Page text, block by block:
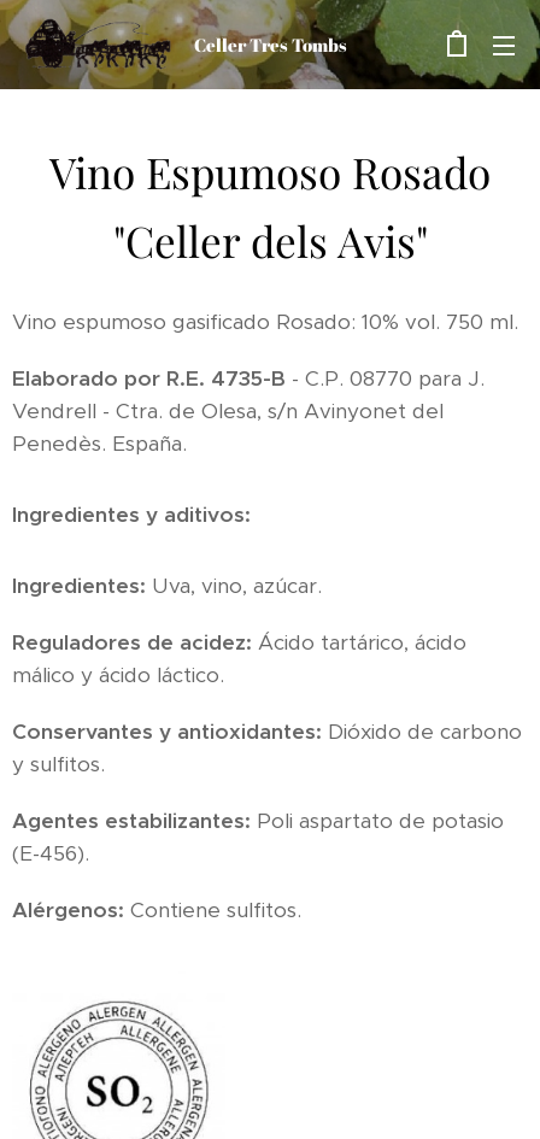
Celler Tres Tombs
Vino Espumoso Rosado
"Celler dels Avis"
Vino espumoso gasificado Rosado: 10% vol. 750 ml.
Elaborado por R.E. 4735-B - C.P. 08770 para J.
Vendrell - Ctra. de Olesa, s/n Avinyonet del
Penedès. España.
Ingredientes y aditivos:
Ingredientes: Uva, vino, azúcar.
Reguladores de acidez: Ácido tartárico, ácido
málico y ácido láctico.
Conservantes y antioxidantes: Dióxido de carbono
y sulfitos.
Agentes estabilizantes: Poli aspartato de potasio
(E-456).
Alérgenos: Contiene sulfitos.